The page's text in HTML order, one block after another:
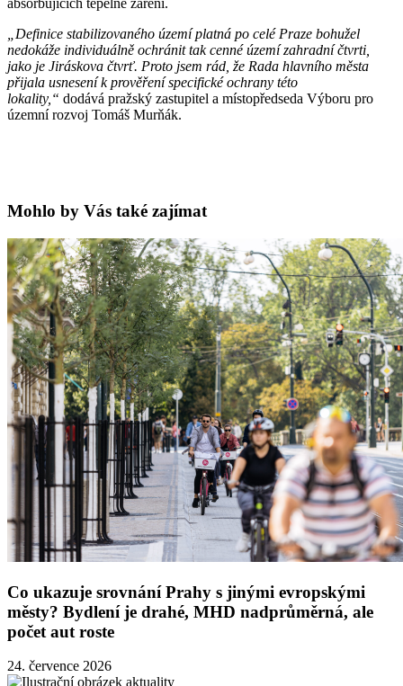
absorbujících tepelné záření.
„Definice stabilizovaného území platná po celé Praze bohužel
nedokáže individuálně ochránit tak cenné území zahradní čtvrti,
jako je Jiráskova čtvrť. Proto jsem rád, že Rada hlavního města
přijala usnesení k prověření specifické ochrany této
lokality,“ dodává pražský zastupitel a místopředseda Výboru pro
územní rozvoj Tomáš Murňák.
Mohlo by Vás také zajímat
Co ukazuje srovnání Prahy s jinými evropskými
městy? Bydlení je drahé, MHD nadprůměrná, ale
počet aut roste
24. července 2026